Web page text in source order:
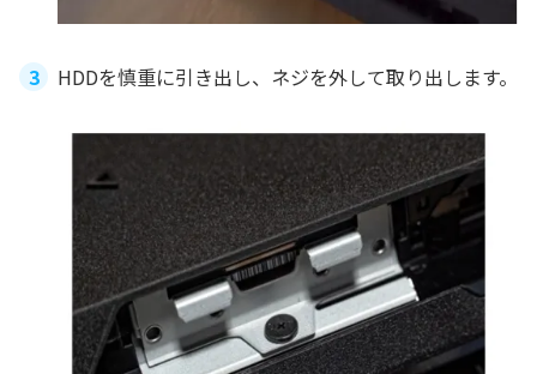
HDDを慎重に引き出し、ネジを外して取り出します。